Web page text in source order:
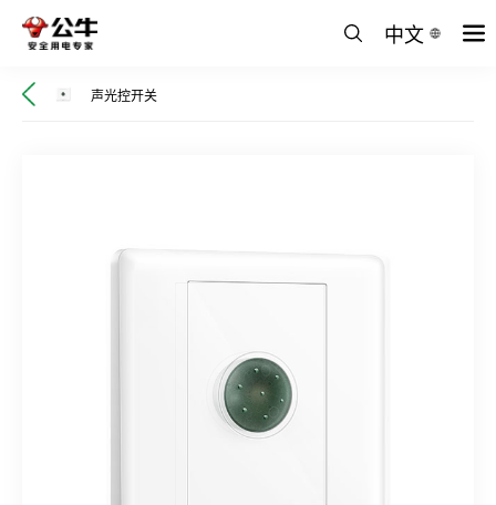
中文
声光控开关